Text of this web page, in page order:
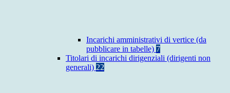
Incarichi amministrativi di vertice (da
pubblicare in tabelle) 7
Titolari di incarichi dirigenziali (dirigenti non
generali) 22